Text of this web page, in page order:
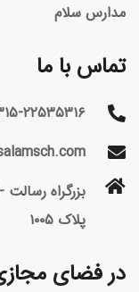
مدارس سلام
تماس با ما
۰۲۱-
پلاک ۱۰۰۵
در فضای